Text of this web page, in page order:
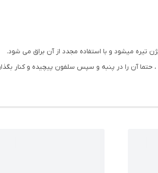
تیره میشود و با استفاده مجدد از آن براق می شود.
آن را در پنبه و سپس سلفون پیچیده و کنار